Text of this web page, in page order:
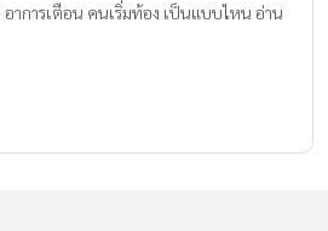
อาการเตือน คนเริ่มท้อง เป็นแบบไหน อ่าน